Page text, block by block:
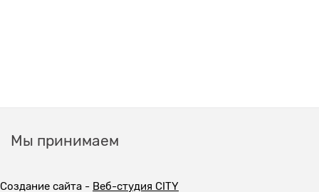
Мы принимаем
Создание сайта - Веб-студия CITY